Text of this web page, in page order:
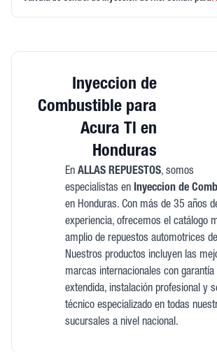
Inyeccion de
Combustible para
Acura Tl en
Honduras
En ALLAS REPUESTOS, somos
especialistas en Inyeccion de
en Honduras. Con más de 35 años
experiencia, ofrecemos el catálogo
amplio de repuestos automotrices
Nuestros productos incluyen las
marcas internacionales con garantía
extendida, instalación profesional y
técnico especializado en todas
sucursales a nivel nacional.